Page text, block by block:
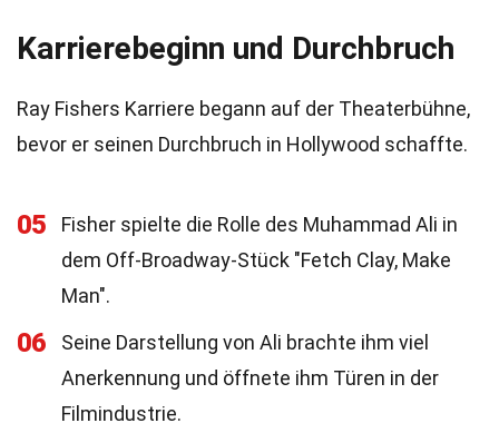
Karrierebeginn und Durchbruch
Ray Fishers Karriere begann auf der Theaterbühne,
bevor er seinen Durchbruch in Hollywood schaffte.
05
Fisher spielte die Rolle des Muhammad Ali in
dem Off-Broadway-Stück "Fetch Clay, Make
Man".
06
Seine Darstellung von Ali brachte ihm viel
Anerkennung und öffnete ihm Türen in der
Filmindustrie.